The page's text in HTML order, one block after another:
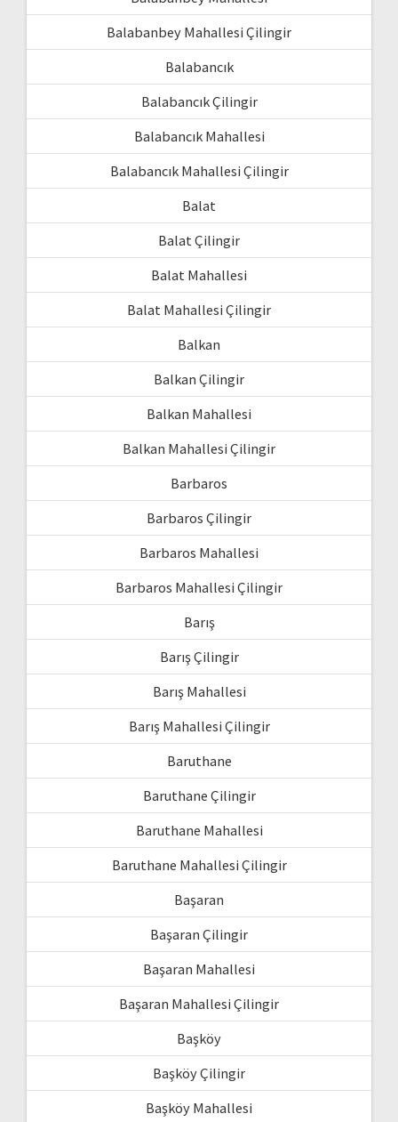
Balabanbey Mahallesi Çilingir
Balabancık
Balabancık Çilingir
Balabancık Mahallesi
Balabancık Mahallesi Çilingir
Balat
Balat Çilingir
Balat Mahallesi
Balat Mahallesi Çilingir
Balkan
Balkan Çilingir
Balkan Mahallesi
Balkan Mahallesi Çilingir
Barbaros
Barbaros Çilingir
Barbaros Mahallesi
Barbaros Mahallesi Çilingir
Barış
Barış Çilingir
Barış Mahallesi
Barış Mahallesi Çilingir
Baruthane
Baruthane Çilingir
Baruthane Mahallesi
Baruthane Mahallesi Çilingir
Başaran
Başaran Çilingir
Başaran Mahallesi
Başaran Mahallesi Çilingir
Başköy
Başköy Çilingir
Başköy Mahallesi